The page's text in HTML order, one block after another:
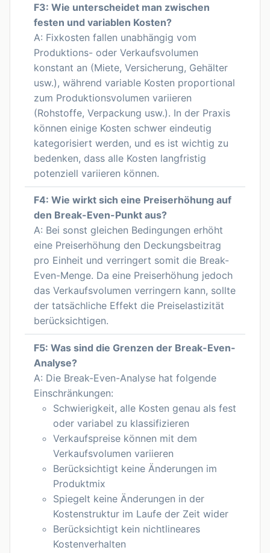
F3: Wie unterscheidet man zwischen
festen und variablen Kosten?
A: Fixkosten fallen unabhängig vom
Produktions- oder Verkaufsvolumen
konstant an (Miete, Versicherung, Gehälter
usw.), während variable Kosten proportional
zum Produktionsvolumen variieren
(Rohstoffe, Verpackung usw.). In der Praxis
können einige Kosten schwer eindeutig
kategorisiert werden, und es ist wichtig zu
bedenken, dass alle Kosten langfristig
potenziell variieren können.
F4: Wie wirkt sich eine Preiserhöhung auf
den Break-Even-Punkt aus?
A: Bei sonst gleichen Bedingungen erhöht
eine Preiserhöhung den Deckungsbeitrag
pro Einheit und verringert somit die Break-
Even-Menge. Da eine Preiserhöhung jedoch
das Verkaufsvolumen verringern kann, sollte
der tatsächliche Effekt die Preiselastizität
berücksichtigen.
F5: Was sind die Grenzen der Break-Even-
Analyse?
A: Die Break-Even-Analyse hat folgende
Einschränkungen:
Schwierigkeit, alle Kosten genau als fest
oder variabel zu klassifizieren
Verkaufspreise können mit dem
Verkaufsvolumen variieren
Berücksichtigt keine Änderungen im
Produktmix
Spiegelt keine Änderungen in der
Kostenstruktur im Laufe der Zeit wider
Berücksichtigt kein nichtlineares
Kostenverhalten